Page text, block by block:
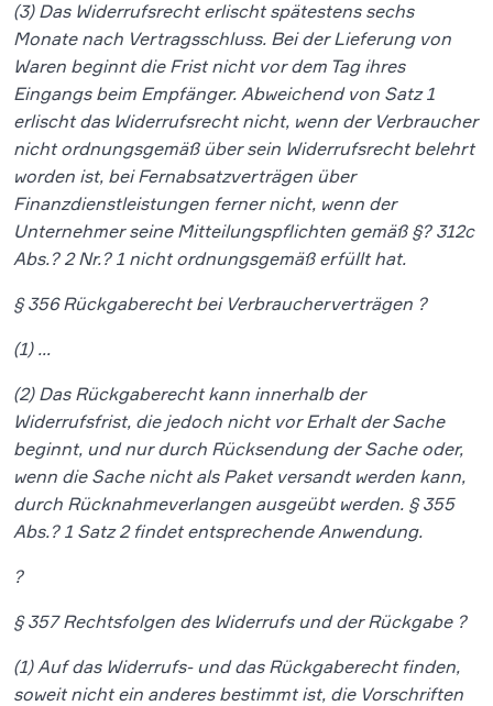
(3) Das Widerrufsrecht erlischt spätestens sechs
Monate nach Vertragsschluss. Bei der Lieferung von
Waren beginnt die Frist nicht vor dem Tag ihres
Eingangs beim Empfänger. Abweichend von Satz 1
erlischt das Widerrufsrecht nicht, wenn der Verbraucher
nicht ordnungsgemäß über sein Widerrufsrecht belehrt
worden ist, bei Fernabsatzverträgen über
Finanzdienstleistungen ferner nicht, wenn der
Unternehmer seine Mitteilungspflichten gemäß §? 312c
Abs.? 2 Nr.? 1 nicht ordnungsgemäß erfüllt hat.
§ 356 Rückgaberecht bei Verbraucherverträgen ?
(1) …
(2) Das Rückgaberecht kann innerhalb der
Widerrufsfrist, die jedoch nicht vor Erhalt der Sache
beginnt, und nur durch Rücksendung der Sache oder,
wenn die Sache nicht als Paket versandt werden kann,
durch Rücknahmeverlangen ausgeübt werden. § 355
Abs.? 1 Satz 2 findet entsprechende Anwendung.
?
§ 357 Rechtsfolgen des Widerrufs und der Rückgabe ?
(1) Auf das Widerrufs- und das Rückgaberecht finden,
soweit nicht ein anderes bestimmt ist, die Vorschriften